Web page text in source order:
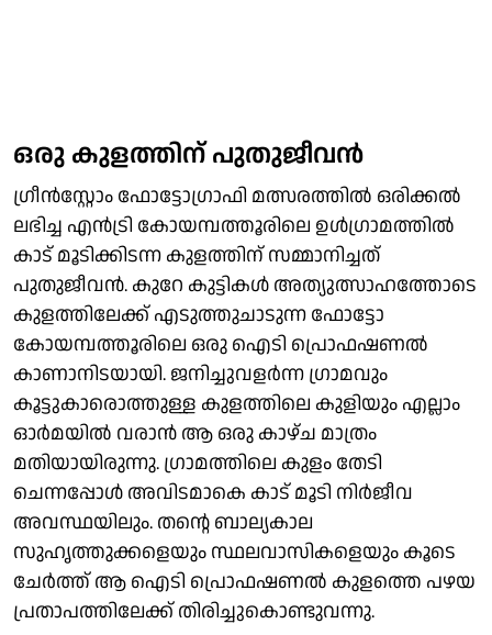
ഒരു കുളത്തിന് പുതുജീവന്‍
ഗ്രീന്‍സ്റ്റോം ഫോട്ടോഗ്രാഫി മത്സരത്തില്‍ ഒരിക്കല്‍
ലഭിച്ച എന്‍ട്രി കോയമ്പത്തൂരിലെ ഉള്‍ഗ്രാമത്തില്‍
കാട് മൂടിക്കിടന്ന കുളത്തിന് സമ്മാനിച്ചത്
പുതുജീവന്‍. കുറേ കുട്ടികള്‍ അത്യുത്സാഹത്തോടെ
കുളത്തിലേക്ക് എടുത്തുചാടുന്ന ഫോട്ടോ
കോയമ്പത്തൂരിലെ ഒരു ഐടി പ്രൊഫഷണല്‍
കാണാനിടയായി. ജനിച്ചുവളര്‍ന്ന ഗ്രാമവും
കൂട്ടുകാരൊത്തുള്ള കുളത്തിലെ കുളിയും എല്ലാം
ഓര്‍മയില്‍ വരാന്‍ ആ ഒരു കാഴ്ച മാത്രം
മതിയായിരുന്നു. ഗ്രാമത്തിലെ കുളം തേടി
ചെന്നപ്പോള്‍ അവിടമാകെ കാട് മൂടി നിര്‍ജീവ
അവസ്ഥയിലും. തന്റെ ബാല്യകാല
സുഹൃത്തുക്കളെയും സ്ഥലവാസികളെയും കൂടെ
ചേര്‍ത്ത് ആ ഐടി പ്രൊഫഷണല്‍ കുളത്തെ പഴയ
പ്രതാപത്തിലേക്ക് തിരിച്ചുകൊണ്ടുവന്നു.